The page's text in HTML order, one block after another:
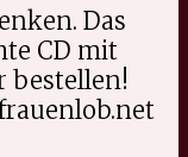
Das
CD mit
bestellen!